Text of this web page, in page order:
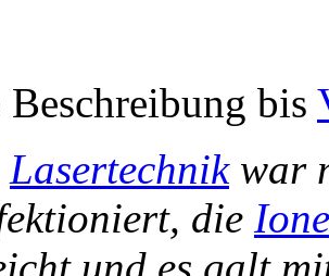
bis
Lasertechnikwar
die
und es galt